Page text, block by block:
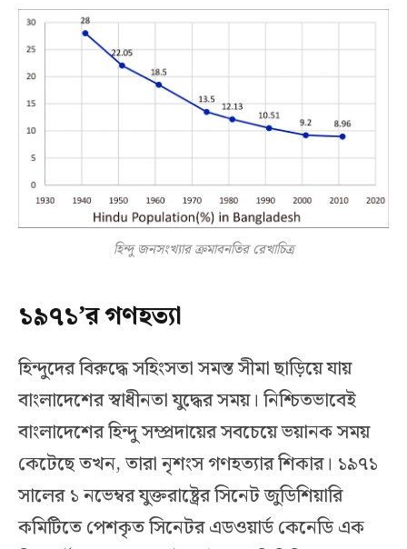
হিন্দু জনসংখ্যার ক্রমাবনতির রেখাচিত্র
১৯৭১’র গণহত্যা
হিন্দুদের বিরুদ্ধে সহিংসতা সমস্ত সীমা ছাড়িয়ে যায়
বাংলাদেশের স্বাধীনতা যুদ্ধের সময়। নিশ্চিতভাবেই
বাংলাদেশের হিন্দু সম্প্রদায়ের সবচেয়ে ভয়ানক সময়
কেটেছে তখন, তারা নৃশংস গণহত্যার শিকার। ১৯৭১
সালের ১ নভেম্বর যুক্তরাষ্ট্রের সিনেট জুডিশিয়ারি
কমিটিতে পেশকৃত সিনেটর এডওয়ার্ড কেনেডি এক